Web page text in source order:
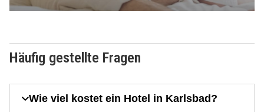
Häufig gestellte Fragen
Wie viel kostet ein Hotel in Karlsbad?